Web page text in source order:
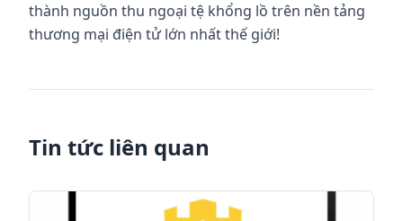
thành nguồn thu ngoại tệ khổng lồ trên nền tảng
thương mại điện tử lớn nhất thế giới!
Tin tức liên quan